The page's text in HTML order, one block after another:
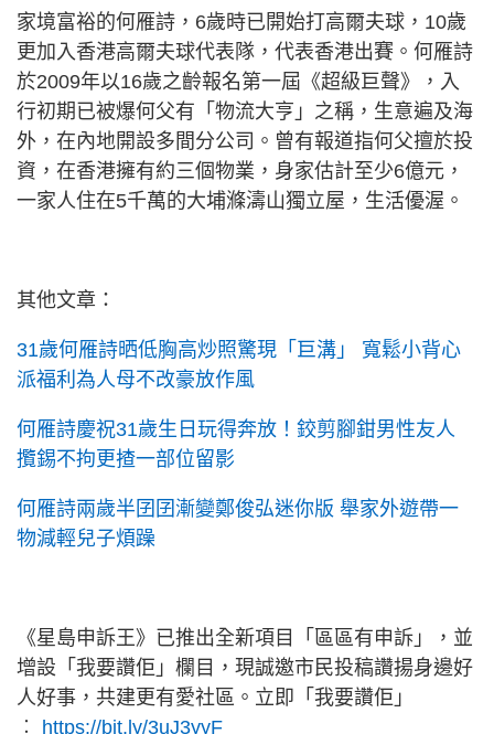
家境富裕的何雁詩，6歲時已開始打高爾夫球，10歲
更加入香港高爾夫球代表隊，代表香港出賽。何雁詩
於2009年以16歲之齡報名第一屆《超級巨聲》，入
行初期已被爆何父有「物流大亨」之稱，生意遍及海
外，在內地開設多間分公司。曾有報道指何父擅於投
資，在香港擁有約三個物業，身家估計至少6億元，
一家人住在5千萬的大埔滌濤山獨立屋，生活優渥。
其他文章：
31歲何雁詩晒低胸高炒照驚現「巨溝」 寬鬆小背心
派福利為人母不改豪放作風
何雁詩慶祝31歲生日玩得奔放！鉸剪腳鉗男性友人
攬錫不拘更揸一部位留影
何雁詩兩歲半囝囝漸變鄭俊弘迷你版 舉家外遊帶一
物減輕兒子煩躁
《星島申訴王》已推出全新項目「區區有申訴」，並
增設「我要讚佢」欄目，現誠邀市民投稿讚揚身邊好
人好事，共建更有愛社區。立即「我要讚佢」
︰ https://bit.ly/3uJ3yyF